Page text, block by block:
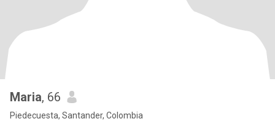
Maria, 66
Piedecuesta, Santander, Colombia